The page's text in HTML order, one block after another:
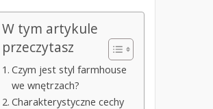
W tym artykule
przeczytasz
Czym jest styl farmhouse
we wnętrzach?
Charakterystyczne cechy